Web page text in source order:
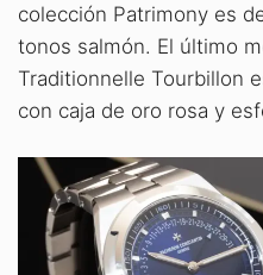
colección Patrimony es
tonos salmón. El último
Traditionnelle Tourbillon
con caja de oro rosa y